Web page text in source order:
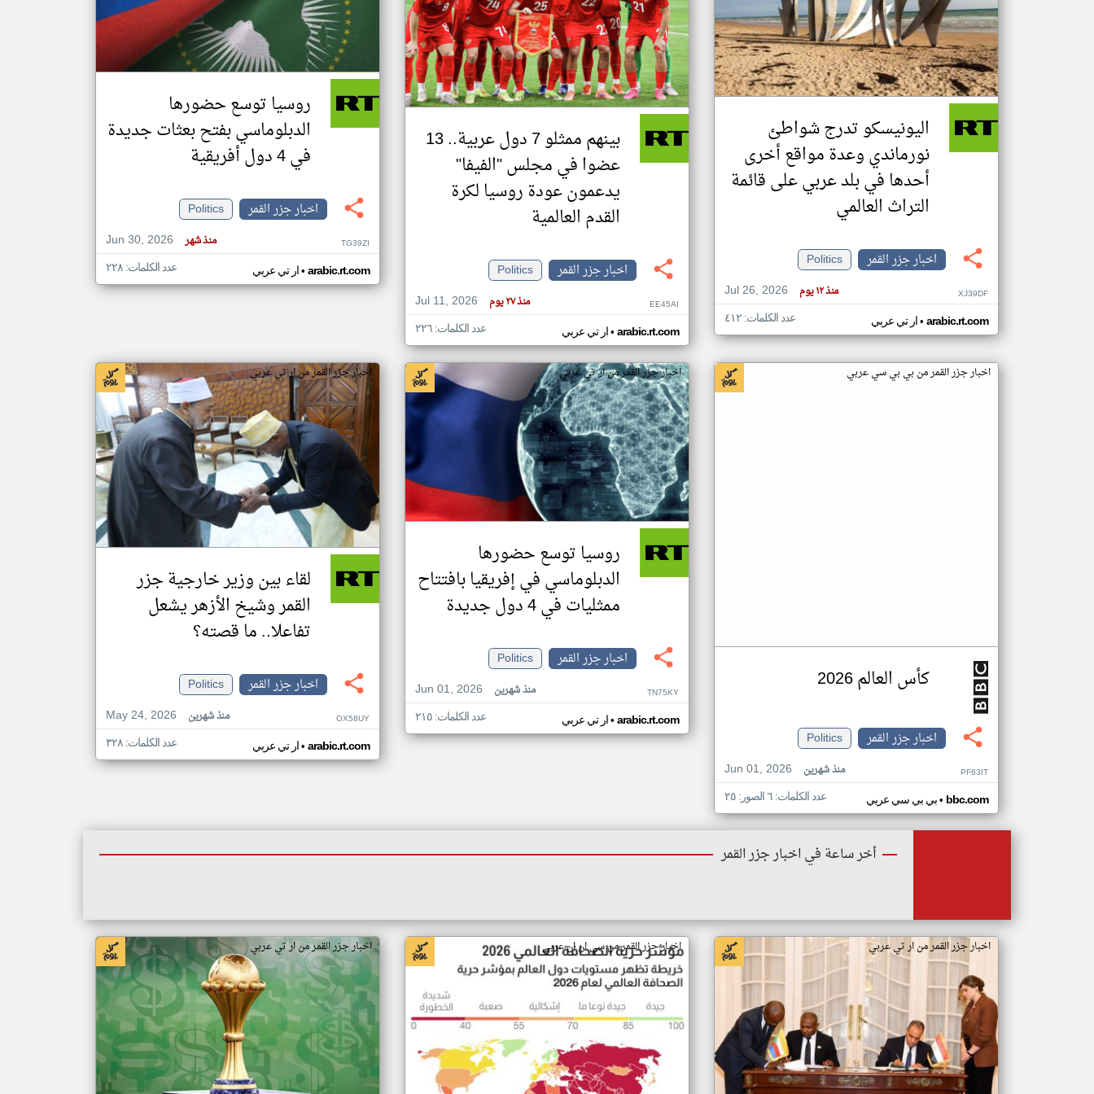
تغيير الدولة
اخبار جزر القمر على مدار الساعة
أهم اخبار جزر القمر العاجلة والمباشرة
اليونيسكو تدرج شواطئ
نورماندي وعدة مواقع أخرى
أحدها في بلد عربي على قائمة
التراث العالمي
اخبار جزر القمر
Politics
Jul 26, 2026
منذ ١٢ يوم XJ39DF
ار تي عربي• arabic.rt.com عدد الكلمات: ٤١٢
بينهم ممثلو 7 دول عربية.. 13
عضوا في مجلس "الفيفا"
يدعمون عودة روسيا لكرة
القدم العالمية
اخبار جزر القمر
Politics
Jul 11, 2026
منذ ٢٧ يوم EE45AI
ار تي عربي• arabic.rt.com عدد الكلمات: ٢٢٦
روسيا توسع حضورها
الدبلوماسي بفتح بعثات جديدة
في 4 دول أفريقية
اخبار جزر القمر
Politics
Jun 30, 2026
منذ شهر TG39ZI
ار تي عربي• arabic.rt.com عدد الكلمات: ٢٢٨
اخبار جزر القمر من بي بي سي عربي
كأس العالم 2026
اخبار جزر القمر
Politics
Jun 01, 2026
منذ شهرين PF63IT
بي بي سي عربي• bbc.com عدد الكلمات: ٦ الصور: ٢٥
اخبار جزر القمر من ار تي عربي
روسيا توسع حضورها
الدبلوماسي في إفريقيا بافتتاح
ممثليات في 4 دول جديدة
اخبار جزر القمر
Politics
Jun 01, 2026
منذ شهرين TN75KY
ار تي عربي• arabic.rt.com عدد الكلمات: ٢١٥
اخبار جزر القمر من ار تي عربي
لقاء بين وزير خارجية جزر
القمر وشيخ الأزهر يشعل
تفاعلا.. ما قصته؟
اخبار جزر القمر
Politics
May 24, 2026
منذ شهرين OX58UY
ار تي عربي• arabic.rt.com عدد الكلمات: ٣٢٨
أخر ساعة في اخبار جزر القمر
اخبار جزر القمر من ار تي عربي اخبار جزر القمر من سي ان ان عربي اخبار جزر القمر من ار تي عربي
klyoum.com